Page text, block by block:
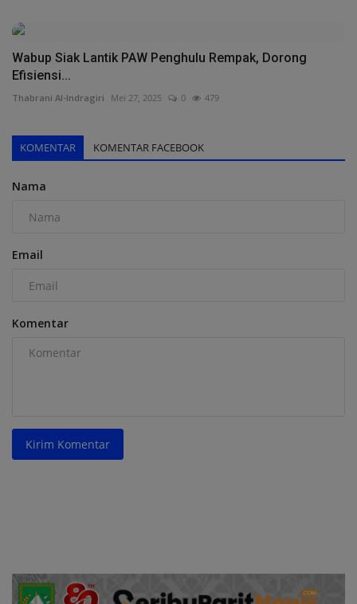
Wabup Siak Lantik PAW Penghulu Rempak, Dorong
Efisiensi...
Thabrani Al-Indragiri Mei 27, 2025 0 479
KOMENTAR KOMENTAR FACEBOOK
Nama
Email
Komentar
Kirim Komentar